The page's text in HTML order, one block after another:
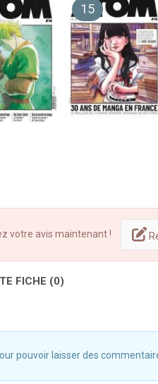
15
votre avis maintenant !
FICHE (0)
pouvoir laisser des